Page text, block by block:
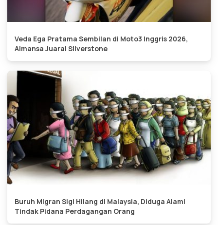
Veda Ega Pratama Sembilan di Moto3 Inggris 2026,
Almansa Juarai Silverstone
Buruh Migran Sigi Hilang di Malaysia, Diduga Alami
Tindak Pidana Perdagangan Orang